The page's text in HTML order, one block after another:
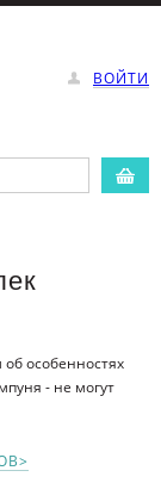
ВОЙТИ
особенностях
- не могут